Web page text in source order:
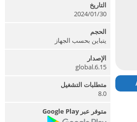
التاريخ
2024/01/30
الحجم
يتباين بحسب الجهاز
الإصدار
global.6.15
متطلبات التشغيل
8.0
متوفر عبر Google Play